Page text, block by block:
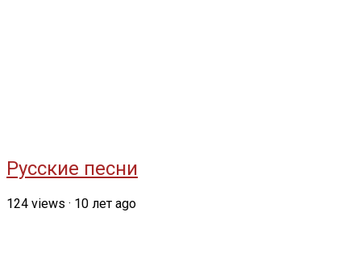
Русские песни
124 views · 10 лет ago